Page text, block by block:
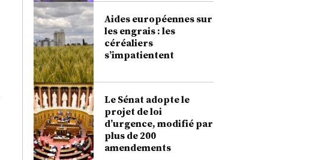
Aides européennes sur
les engrais : les
céréaliers
s’impatientent
Le Sénat adopte le
projet de loi
d’urgence, modifié par
plus de 200
amendements